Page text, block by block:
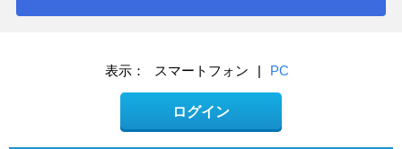
表示： スマートフォン | PC
ログイン